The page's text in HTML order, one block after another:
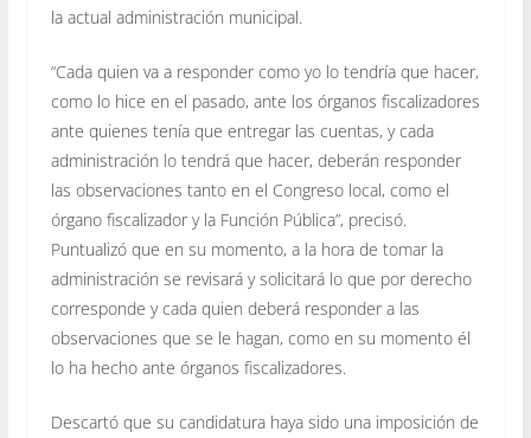
la actual administración municipal.
“Cada quien va a responder como yo lo tendría que hacer,
como lo hice en el pasado, ante los órganos fiscalizadores
ante quienes tenía que entregar las cuentas, y cada
administración lo tendrá que hacer, deberán responder
las observaciones tanto en el Congreso local, como el
órgano fiscalizador y la Función Pública”, precisó.
Puntualizó que en su momento, a la hora de tomar la
administración se revisará y solicitará lo que por derecho
corresponde y cada quien deberá responder a las
observaciones que se le hagan, como en su momento él
lo ha hecho ante órganos fiscalizadores.
Descartó que su candidatura haya sido una imposición de